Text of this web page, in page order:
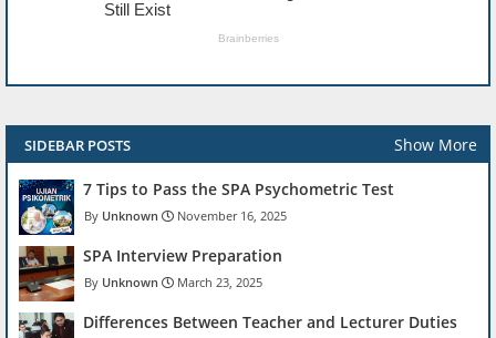
SIDEBAR POSTS Show More
7 Tips to Pass the SPA Psychometric Test
Unknown November 16, 2025
SPA Interview Preparation
Unknown March 23, 2025
Differences Between Teacher and Lecturer Duties